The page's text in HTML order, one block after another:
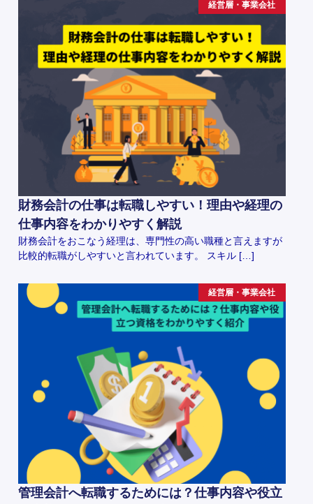
経営層・事業会社
財務会計の仕事は転職しやすい！理由や経理の
仕事内容をわかりやすく解説
財務会計をおこなう経理は、専門性の高い職種と言えますが
比較的転職がしやすいと言われています。 スキル […]
経営層・事業会社
管理会計へ転職するためには？仕事内容や役立